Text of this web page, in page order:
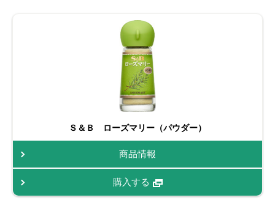
Ｓ＆Ｂ ローズマリー（パウダー）
商品情報
購入する